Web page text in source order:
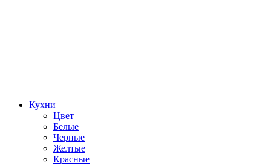
Кухни
Цвет
Белые
Черные
Желтые
Красные